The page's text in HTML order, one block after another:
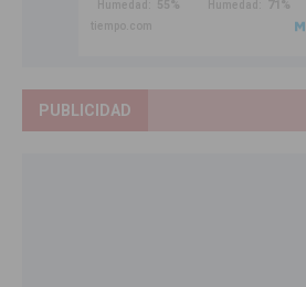
PUBLICIDAD